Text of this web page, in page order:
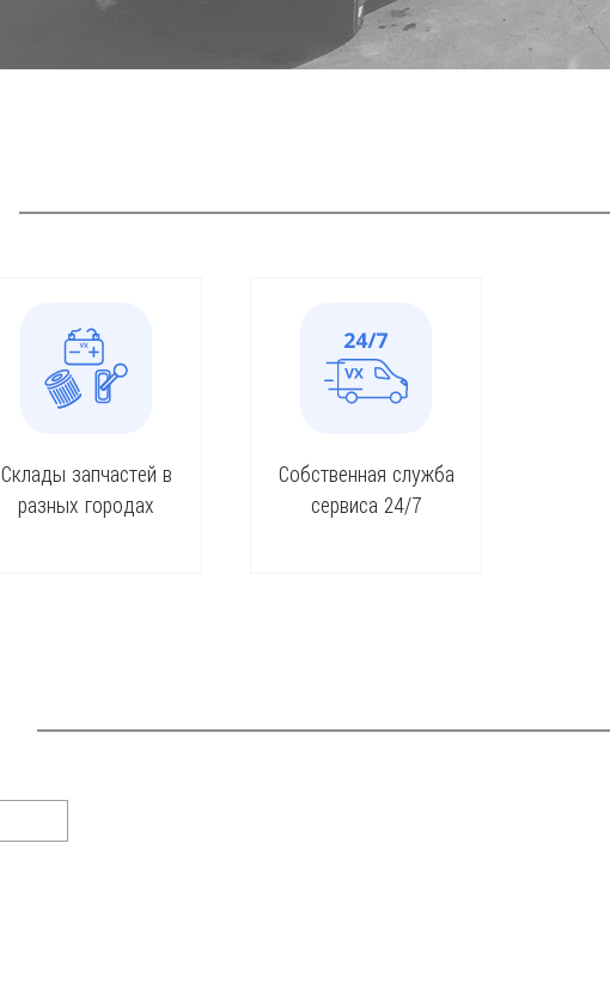
Склады запчастей в
разных городах
Собственная служба
сервиса 24/7